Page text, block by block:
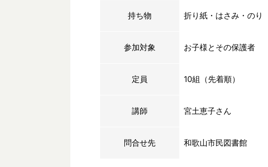
持ち物 折り紙・はさみ・のり
参加対象 お子様とその保護者
定員 10組（先着順）
講師 宮土恵子さん
問合せ先 和歌山市民図書館